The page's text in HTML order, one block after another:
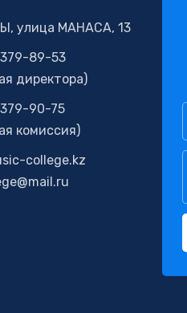
улица МАНАСА, 13
89-53
директора)
90-75
комиссия)
college.kz